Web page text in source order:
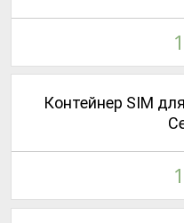
Контейнер SIM